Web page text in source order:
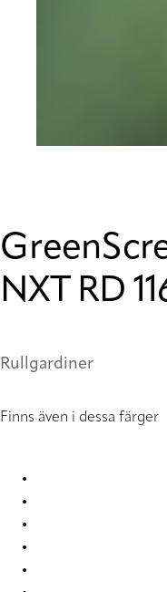
NXT RD
Rullgardiner
Finns även i dessa färger